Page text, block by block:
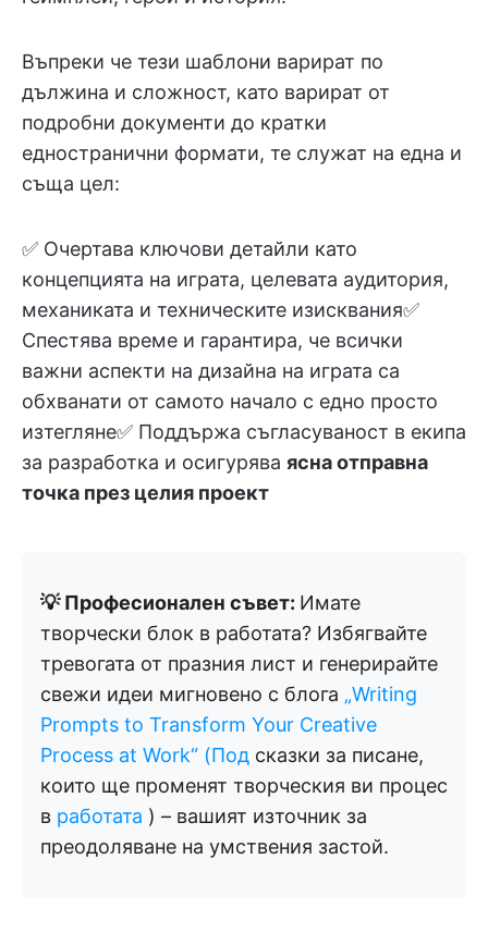
Въпреки че тези шаблони варират по
дължина и сложност, като варират от
подробни документи до кратки
едностранични формати, те служат на една и
съща цел:
✅ Очертава ключови детайли като
концепцията на играта, целевата аудитория,
механиката и техническите изисквания✅
Спестява време и гарантира, че всички
важни аспекти на дизайна на играта са
обхванати от самото начало с едно просто
изтегляне✅ Поддържа съгласуваност в екипа
за разработка и осигурява ясна отправна
точка през целия проект
💡 Професионален съвет: Имате
творчески блок в работата? Избягвайте
тревогата от празния лист и генерирайте
свежи идеи мигновено с блога „Writing
Prompts to Transform Your Creative
Process at Work“ (Под сказки за писане,
които ще променят творческия ви процес
в работата ) – вашият източник за
преодоляване на умствения застой.